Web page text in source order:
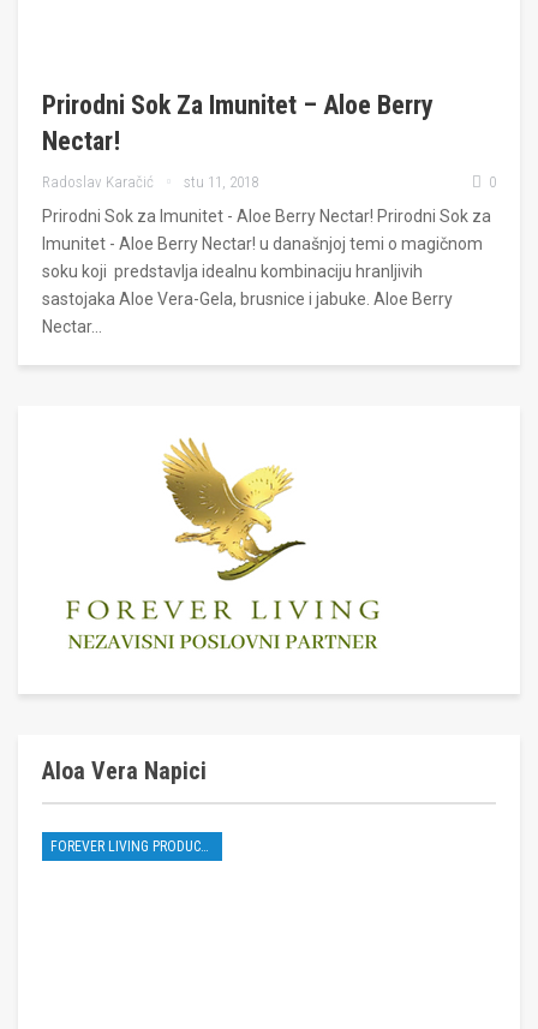
Prirodni Sok Za Imunitet – Aloe Berry
Nectar!
Radoslav Karačić stu 11, 2018 0
Prirodni Sok za Imunitet - Aloe Berry Nectar! Prirodni Sok za
Imunitet - Aloe Berry Nectar! u današnjoj temi o magičnom
soku koji predstavlja idealnu kombinaciju hranljivih
sastojaka Aloe Vera-Gela, brusnice i jabuke. Aloe Berry
Nectar…
Aloa Vera Napici